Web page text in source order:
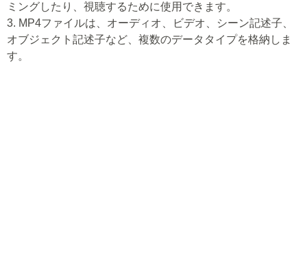
ミングしたり、視聴するために使用できます。
3. MP4ファイルは、オーディオ、ビデオ、シーン記述子、
オブジェクト記述子など、複数のデータタイプを格納しま
す。